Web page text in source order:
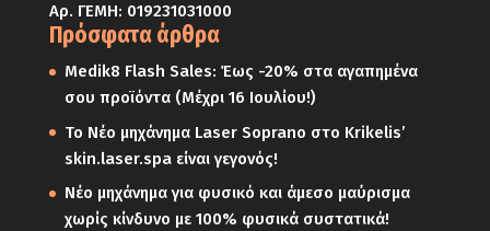
Αρ. ΓΕΜΗ: 019231031000
Πρόσφατα άρθρα
Medik8 Flash Sales: Έως -20% στα αγαπημένα
σου προϊόντα (Μέχρι 16 Ιουλίου!)
Το Νέο μηχάνημα Laser Soprano στο Krikelis’
skin.laser.spa είναι γεγονός!
Νέο μηχάνημα για φυσικό και άμεσο μαύρισμα
χωρίς κίνδυνο με 100% φυσικά συστατικά!